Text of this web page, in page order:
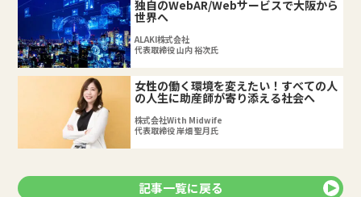
独自のWebAR/Webサービスで大阪から
世界へ
ALAKI株式会社
代表取締役 山内 裕次氏
女性の働く環境を変えたい！すべての人
の人生に助産師が寄り添える社会へ
株式会社With Midwife
代表取締役 岸畑 聖月氏
記事一覧に戻る